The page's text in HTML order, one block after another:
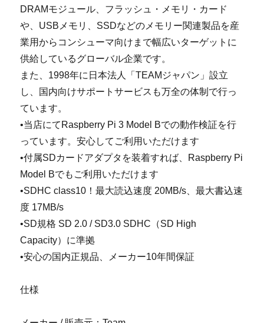
DRAMモジュール、フラッシュ・メモリ・カード
や、USBメモリ、SSDなどのメモリー関連製品を産
業用からコンシューマ向けまで幅広いターゲットに
供給しているグローバル企業です。
また、1998年に日本法人「TEAMジャパン」設立
し、国内向けサポートサービスも万全の体制で行っ
ています。
•当店にてRaspberry Pi 3 Model Bでの動作検証を行
っています。安心してご利用いただけます
•付属SDカードアダプタを装着すれば、Raspberry Pi
Model Bでもご利用いただけます
•SDHC class10！最大読込速度 20MB/s、最大書込速
度 17MB/s
•SD規格 SD 2.0 / SD3.0 SDHC（SD High
Capacity）に準拠
•安心の国内正規品、メーカー10年間保証
仕様